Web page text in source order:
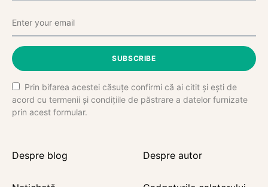
SUBSCRIBE
Prin bifarea acestei căsuțe confirmi că ai citit și ești de
acord cu termenii și condițiile de păstrare a datelor furnizate
prin acest formular.
Despre blog Despre autor